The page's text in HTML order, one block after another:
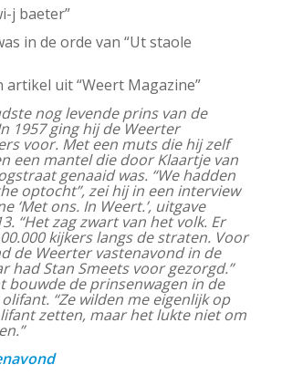
j baeter”
in de orde van “Ut staole
artikel uit “Weert Magazine”
nog levende prins van de
1957 ging hij de Weerter
voor. Met een muts die hij zelf
een mantel die door Klaartje van
genaaid was. “We hadden
optocht”, zei hij in een interview
‘Met ons. In Weert.’, uitgave
“Het zag zwart van het volk. Er
kijkers langs de straten. Voor
de Weerter vastenavond in de
had Stan Smeets voor gezorgd.”
bouwde de prinsenwagen in de
“Ze wilden me eigenlijk op
zetten, maar het lukte niet om